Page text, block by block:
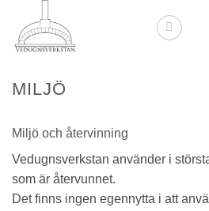
content
MILJÖ
Miljö och återvinning
Vedugnsverkstan använder i
som är återvunnet.
Det finns ingen egennytta i att